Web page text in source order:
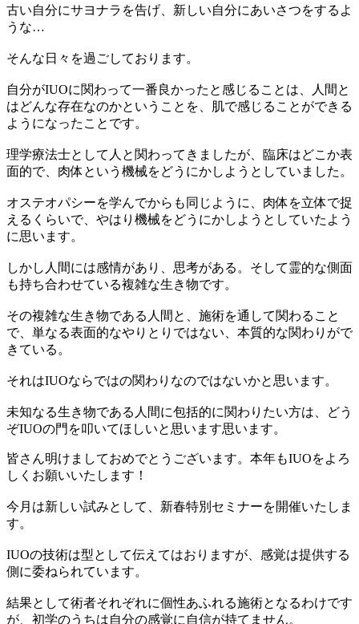
古い自分にサヨナラを告げ、新しい自分にあいさつをするよ
うな…
そんな日々を過ごしております。
自分がIUOに関わって一番良かったと感じることは、人間と
はどんな存在なのかということを、肌で感じることができる
ようになったことです。
理学療法士として人と関わってきましたが、臨床はどこか表
面的で、肉体という機械をどうにかしようとしていました。
オステオパシーを学んでからも同じように、肉体を立体で捉
えるくらいで、やはり機械をどうにかしようとしていたよう
に思います。
しかし人間には感情があり、思考がある。そして霊的な側面
も持ち合わせている複雑な生き物です。
その複雑な生き物である人間と、施術を通して関わること
で、単なる表面的なやりとりではない、本質的な関わりがで
きている。
それはIUOならではの関わりなのではないかと思います。
未知なる生き物である人間に包括的に関わりたい方は、どう
ぞIUOの門を叩いてほしいと思います思います。
皆さん明けましておめでとうございます。本年もIUOをよろ
しくお願いいたします！
今月は新しい試みとして、新春特別セミナーを開催いたしま
す。
IUOの技術は型として伝えてはおりますが、感覚は提供する
側に委ねられています。
結果として術者それぞれに個性あふれる施術となるわけです
が、初学のうちは自分の感覚に自信が持てません。